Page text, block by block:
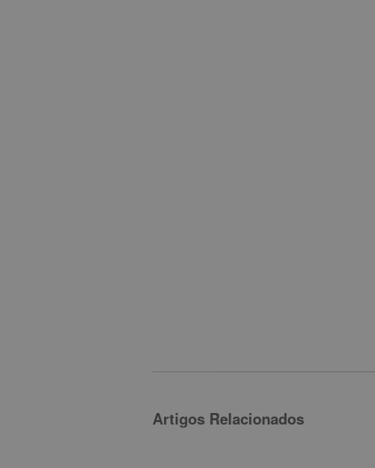
Artigos Relacionados